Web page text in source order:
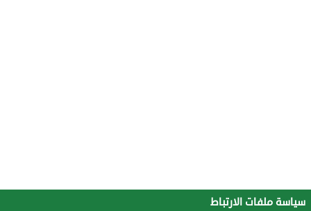
سياسة ملفات الارتباط